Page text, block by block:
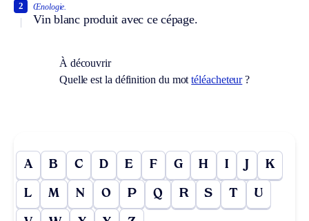
Œnologie.
Vin blanc produit avec ce cépage.
2
À découvrir
Quelle est la définition du mottéléacheteur?
A B C D E F G H I J K
L M N O P Q R S T U